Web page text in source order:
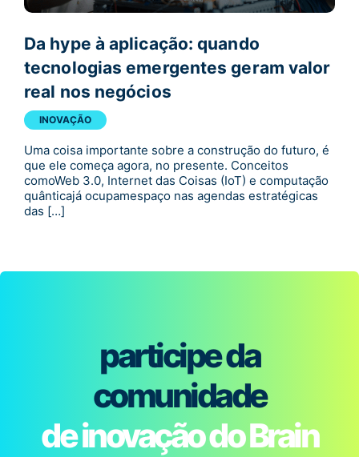
Da hype à aplicação: quando
tecnologias emergentes geram valor
real nos negócios
INOVAÇÃO
Uma coisa importante sobre a construção do futuro, é
que ele começa agora, no presente. Conceitos
comoWeb 3.0, Internet das Coisas (IoT) e computação
quânticajá ocupamespaço nas agendas estratégicas
das […]
participe da
comunidade
de inovação do Brain